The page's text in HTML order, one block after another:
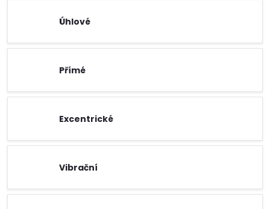
Úhlové
Přímé
Excentrické
Vibrační